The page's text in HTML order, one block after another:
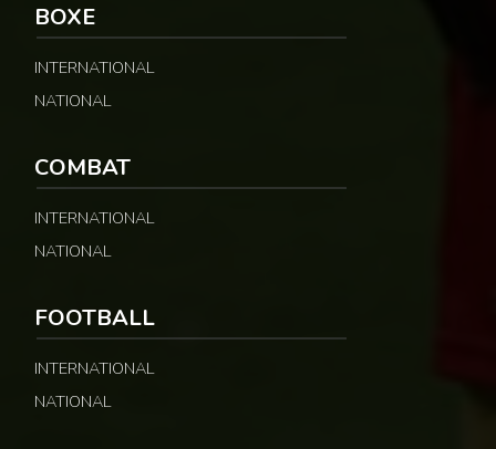
BOXE
INTERNATIONAL
NATIONAL
COMBAT
INTERNATIONAL
NATIONAL
FOOTBALL
INTERNATIONAL
NATIONAL